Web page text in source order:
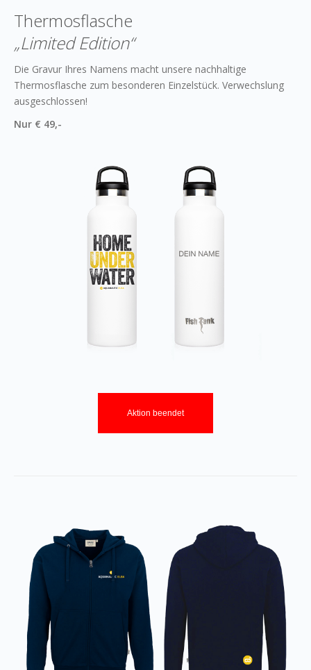
Thermosflasche
„Limited Edition“
Die Gravur Ihres Namens macht unsere nachhaltige
Thermosflasche zum besonderen Einzelstück. Verwechslung
ausgeschlossen!
Nur € 49,-
Aktion beendet